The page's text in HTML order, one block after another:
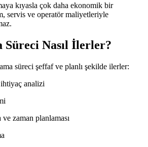
kıyasla çok daha ekonomik bir
servis ve operatör maliyetleriyle
Nasıl İlerler?
süreci şeffaf ve planlı şekilde ilerler:
analizi
zaman planlaması